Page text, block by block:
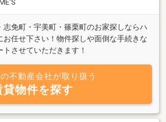
志免町・宇美町・篠栗町のお家探しならハ
お任せ下さい！物件探しや面倒な手続きな
させていただきます！
不動産会社が取り扱う
貸物件を探す